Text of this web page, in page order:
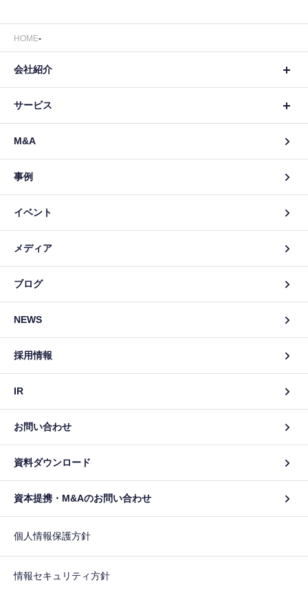
HOME
会社紹介
サービス
M&A
事例
イベント
メディア
ブログ
NEWS
採用情報
IR
お問い合わせ
資料ダウンロード
資本提携・M&Aのお問い合わせ
個人情報保護方針
情報セキュリティ方針